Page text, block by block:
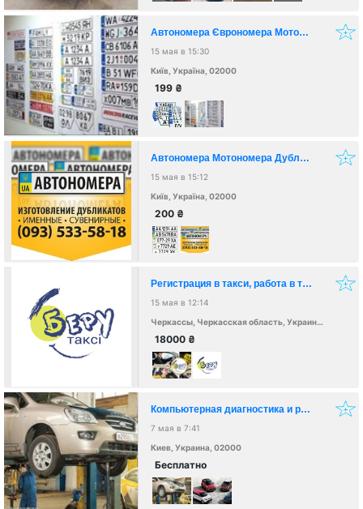
Автономера Єврономера Мотономера
15 мая в 15:30
Київ, Україна, 02000
199 ₴
Автономера Мотономера Дубликаты
15 мая в 15:12
Київ, Україна, 02000
200 ₴
Регистрация в такси, работа в такси - Беру такси
15 мая в 12:14
Черкассы, Черкасская область, Украина, 18000
18000 ₴
Компьютерная диагностика и ремонт авто любой сложности
7 мая в 7:41
Киев, Украина, 02000
Бесплатно